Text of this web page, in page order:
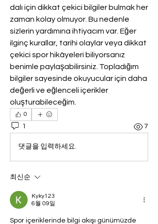
dalı için dikkat çekici bilgiler bulmak her
zaman kolay olmuyor. Bu nedenle
sizlerin yardımına ihtiyacım var. Eğer
ilginç kurallar, tarihi olaylar veya dikkat
çekici spor hikâyeleri biliyorsanız
benimle paylaşabilirsiniz. Topladığım
bilgiler sayesinde okuyucular için daha
değerli ve eğlenceli içerikler
oluşturabileceğim.
0
1 7
댓글을 입력하세요.
최신순
Kyky123
6월 09일
Spor içeriklerinde bilgi akışı günümüzde